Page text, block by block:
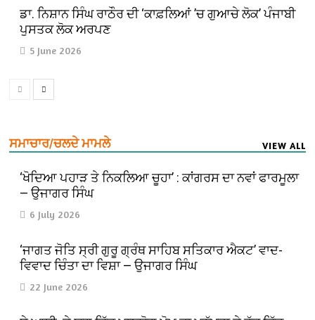
ਡਾ. ਨਿਸ਼ਾਨ ਸਿੰਘ ਰਾਠੌਰ ਦੀ ‘ਕਾਫ਼ਲਿਆਂ ’ਚ ਗੁਆਚੇ ਲੋਕ’ ਪੰਜਾਬੀ
ਪੁਸਤਕ ਲੋਕ ਅਰਪਣ
5 June 2026
ਸਮਾਚਾਰ/ਚਲਦੇ ਮਾਮਲੇ VIEW ALL
‘ਖੋਦਿਆ ਪਹਾੜ ਤੇ ਨਿਕਲਿਆ ਚੂਹਾ’ : ਕਾਂਗਰਸ ਦਾ ਨਵਾਂ ਫਾਰਮੂਲਾ
— ਉਜਾਗਰ ਸਿੰਘ
6 July 2026
‘ਜਾਗਤ ਜੋਤਿ ਸ੍ਰੀ ਗੁਰੂ ਗ੍ਰੰਥ ਸਾਹਿਬ ਸਤਿਕਾਰ ਐਕਟ’ ਵਾਦ-
ਵਿਵਾਦ ਚਿੰਤਾ ਦਾ ਵਿਸ਼ਾ — ਉਜਾਗਰ ਸਿੰਘ
22 June 2026